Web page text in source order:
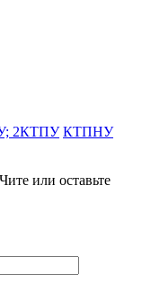
2КТПУ КТПНУ
или оставьте